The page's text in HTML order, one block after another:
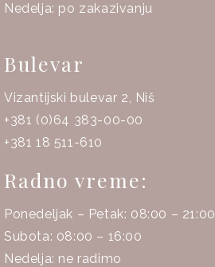
Nedelja: po zakazivanju
Bulevar
Vizantijski bulevar 2, Niš
+381 (0)64 383-00-00
+381 18 511-610
Radno vreme:
Ponedeljak – Petak: 08:00 – 21:00
Subota: 08:00 – 16:00
Nedelja: ne radimo